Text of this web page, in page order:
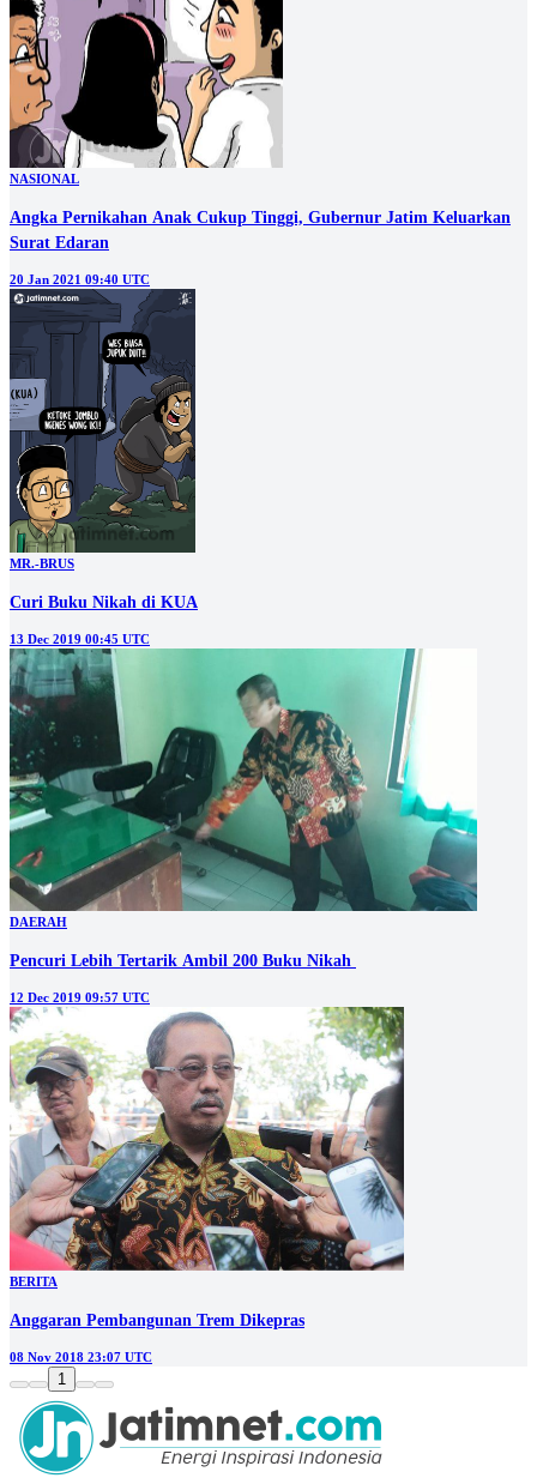
NASIONAL
Angka Pernikahan Anak Cukup Tinggi, Gubernur Jatim Keluarkan
Surat Edaran
20 Jan 2021 09:40 UTC
MR.-BRUS
Curi Buku Nikah di KUA
13 Dec 2019 00:45 UTC
DAERAH
Pencuri Lebih Tertarik Ambil 200 Buku Nikah
12 Dec 2019 09:57 UTC
BERITA
Anggaran Pembangunan Trem Dikepras
08 Nov 2018 23:07 UTC
1